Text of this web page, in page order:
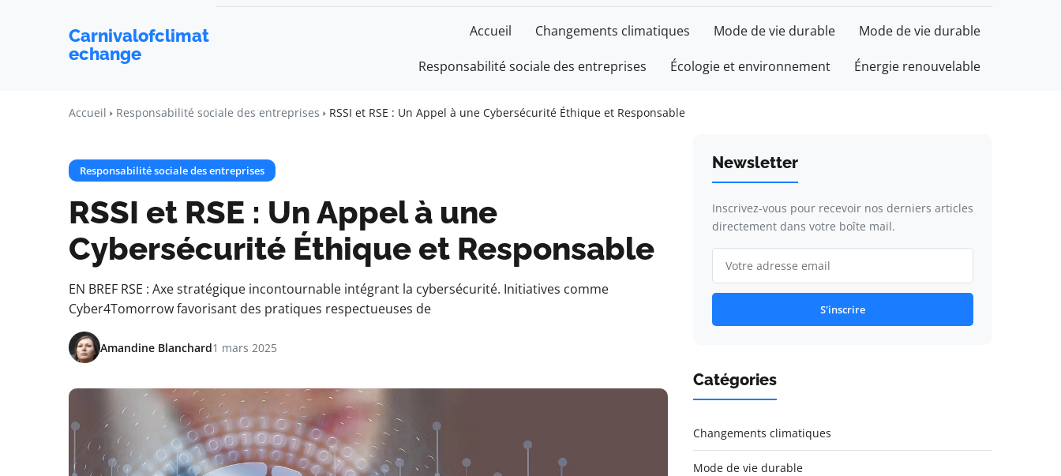
Carnivalofclimat
echange
Accueil Changements climatiques Mode de vie durable Mode de vie durable
Responsabilité sociale des entreprises Écologie et environnement Énergie renouvelable
Accueil Responsabilité sociale des entreprises RSSI et RSE : Un Appel à une Cybersécurité Éthique et Responsable
Responsabilité sociale des entreprises
RSSI et RSE : Un Appel à une
Cybersécurité Éthique et Responsable
EN BREF RSE : Axe stratégique incontournable intégrant la cybersécurité. Initiatives comme
Cyber4Tomorrow favorisant des pratiques respectueuses de
Amandine Blanchard1 mars 2025
Newsletter
Inscrivez-vous pour recevoir nos derniers articles
directement dans votre boîte mail.
S'inscrire
Catégories
Changements climatiques
Mode de vie durable